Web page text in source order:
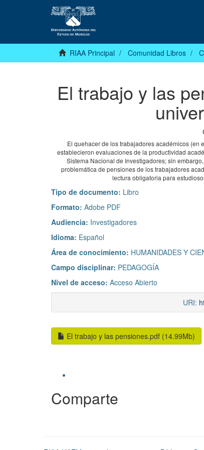
RIAA Principal Comunidad Libros
El trabajo y las
El quehacer de los trabajadores académicos (en
establecieron evaluaciones de la productividad
Sistema Nacional de Investigadores; sin
problemática de pensiones de los trabajadores
lectura obligatoria para
Tipo de documento: Libro
Formato: Adobe PDF
Audiencia: Investigadores
Idioma: Español
Área de conocimiento: HUMANIDADES Y
Campo disciplinar: PEDAGOGÍA
Nivel de acceso: Acceso Abierto
URI:
El trabajo y las pensiones.pdf (14.99Mb)
Comparte